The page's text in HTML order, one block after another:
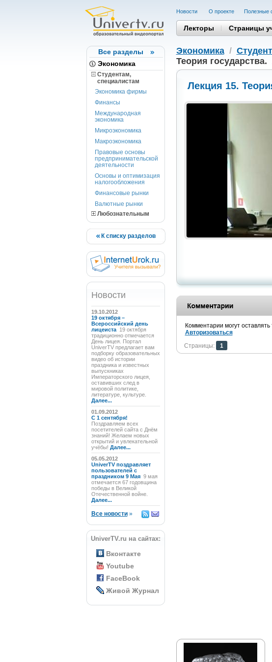
Все разделы
Экономика
Студентам,
cпециалистам
Экономика фирмы
Финансы
Международная
экономика
Микроэкономика
Макроэкономика
Правовые основы
предпринимательской
деятельности
Основы и оптимизация
налогообложения
Финансовые рынки
Валютные рынки
Любознательным
К списку разделов
Новости
19.10.2012
19 октября –
Всероссийский день
лицеиста 19 октября
традиционно отмечается
День лицея. Портал
UniverTV предлагает вам
подборку образовательных
видео об истории
праздника и известных
выпускниках
Императорского лицея,
оставивших след в
мировой политике,
литературе, культуре.
Далее...
01.09.2012
C 1 сентября!
Поздравляем всех
посетителей сайта с Днём
знаний! Желаем новых
открытий и увлекательной
учёбы! Далее...
05.05.2012
UniverTV поздравляет
пользователей с
праздником 9 Мая 9 мая
отмечается 67 годовщина
победы в Великой
Отечественной войне.
Далее...
Все новости»
UniverTV.ru на сайтах:
Вконтакте
Youtube
FaceBook
Живой Журнал
Новости О проекте Полезные
Лекторы Страницы
Экономика/
Теория государства.
Лекция 15.
Комментарии могут
Авторизоваться
Страницы:
1